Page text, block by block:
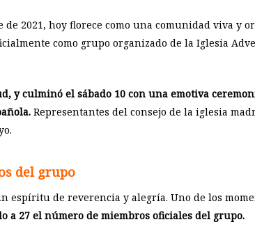
2021, hoy florece como una comunidad viva y
como grupo organizado de la Iglesia
y culminó el sábado 10 con una emotiva
Representantes del consejo de la iglesia
del grupo
espíritu de reverencia y alegría. Uno de los
a 27 el número de miembros oficiales del grupo.